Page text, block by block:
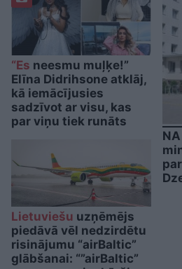
“Es neesmu muļķe!”
Elīna Didrihsone atklāj,
kā iemācījusies
sadzīvot ar visu, kas
par viņu tiek runāts
Lietuviešu uzņēmējs
piedāvā vēl nedzirdētu
risinājumu “airBaltic”
glābšanai: “”airBaltic”